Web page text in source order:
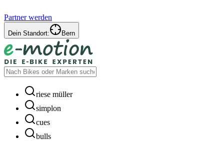
Partner werden
Dein Standort: Bern
riese müller
simplon
cues
bulls